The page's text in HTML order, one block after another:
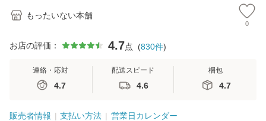
もったいない本舗
0
お店の評価： 4.7点 (830件)
連絡・応対
4.7
配送スピード
4.6
梱包
4.7
販売者情報 支払い方法 営業日カレンダー